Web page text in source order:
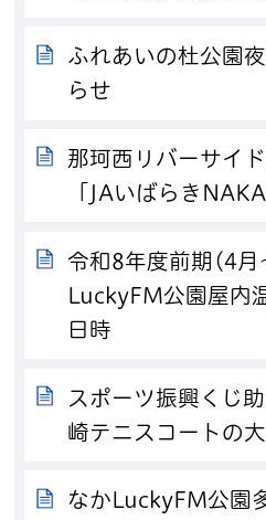
ふれあいの杜公園
らせ
那珂西リバーサイ
「JAいばらき
令和8年度前期(4月
LuckyFM公園屋内
日時
スポーツ振興くじ
崎テニスコートの
なかLuckyFM公園